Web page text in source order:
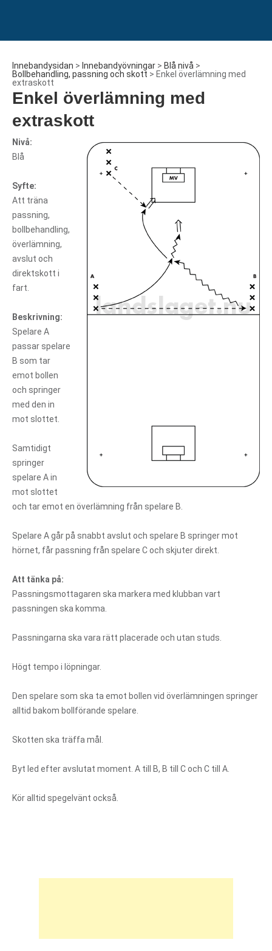
Innebandysidan > Innebandyövningar > Blå nivå >
Bollbehandling, passning och skott > Enkel överlämning med
extraskott
Enkel överlämning med
extraskott
Nivå:
Blå
Syfte:
Att träna
passning,
bollbehandling,
överlämning,
avslut och
direktskott i
fart.
Beskrivning:
Spelare A
passar spelare
B som tar
emot bollen
och springer
med den in
mot slottet.
Samtidigt
springer
spelare A in
mot slottet
och tar emot en överlämning från spelare B.
Spelare A går på snabbt avslut och spelare B springer mot
hörnet, får passning från spelare C och skjuter direkt.
Att tänka på:
Passningsmottagaren ska markera med klubban vart
passningen ska komma.
Passningarna ska vara rätt placerade och utan studs.
Högt tempo i löpningar.
Den spelare som ska ta emot bollen vid överlämningen springer
alltid bakom bollförande spelare.
Skotten ska träffa mål.
Byt led efter avslutat moment. A till B, B till C och C till A.
Kör alltid spegelvänt också.